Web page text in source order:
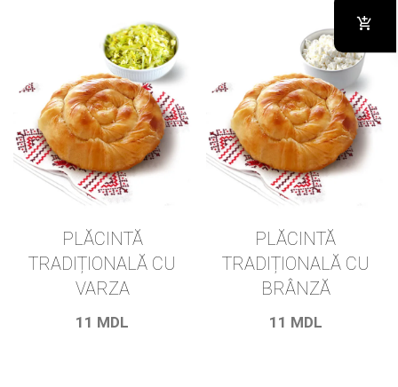
PLĂCINTĂ
TRADIȚIONALĂ CU
VARZA
11 MDL
PLĂCINTĂ
TRADIȚIONALĂ CU
BRÂNZĂ
11 MDL